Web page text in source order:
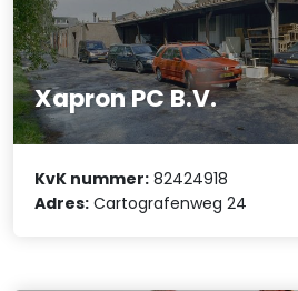
Xapron PC B.V.
KvK nummer: 82424918
Adres: Cartografenweg 24